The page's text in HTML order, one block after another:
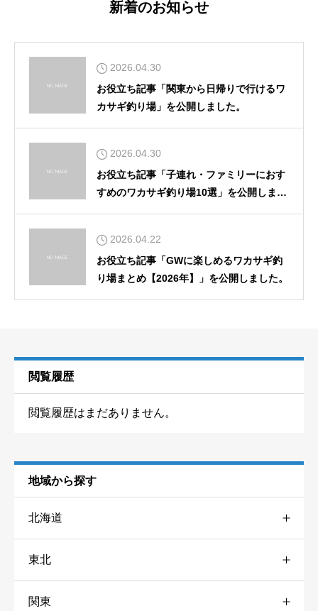
新着のお知らせ
2026.04.30
お役立ち記事「関東から日帰りで行けるワ
カサギ釣り場」を公開しました。
2026.04.30
お役立ち記事「子連れ・ファミリーにおす
すめのワカサギ釣り場10選」を公開しまし
2026.04.22
お役立ち記事「GWに楽しめるワカサギ釣
り場まとめ【2026年】」を公開しました。
閲覧履歴
閲覧履歴はまだありません。
地域から探す
北海道
道央
道北
東北
宮城
関東